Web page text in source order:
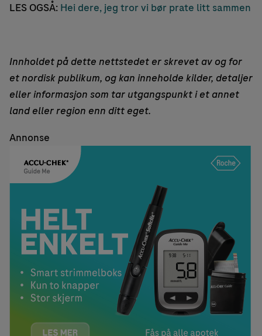
LES OGSÅ: Hei dere, jeg tror vi bør prate litt sammen
Innholdet på dette nettstedet er skrevet av og for
et nordisk publikum, og kan inneholde kilder, detaljer
eller informasjon som tar utgangspunkt i et annet
land eller region enn ditt eget.
Annonse